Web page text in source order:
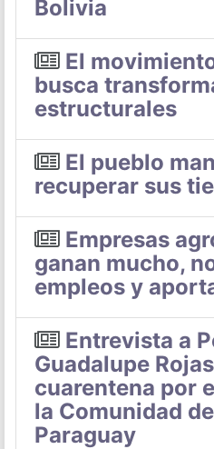
Bolivia
El
busca
estructurales
El pueblo
recuperar sus
Empresas
ganan mucho,
empleos y
Entrevista a
Guadalupe
cuarentena por
la Comunidad
Paraguay